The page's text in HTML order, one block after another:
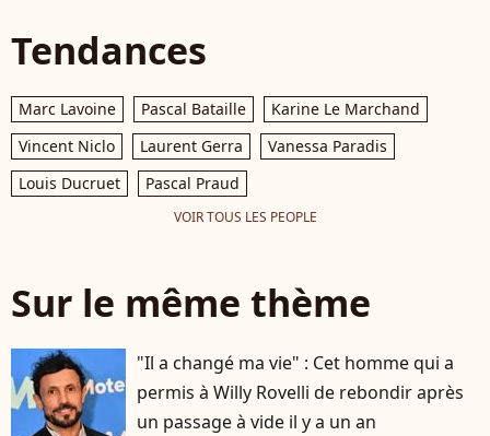
Tendances
Marc Lavoine Pascal Bataille
Karine Le Marchand
Vincent Niclo
Laurent Gerra
Vanessa Paradis
Louis Ducruet
Pascal Praud
VOIR TOUS LES PEOPLE
Sur le même thème
"Il a changé ma vie" : Cet homme qui a
permis à Willy Rovelli de rebondir après
un passage à vide il y a un an